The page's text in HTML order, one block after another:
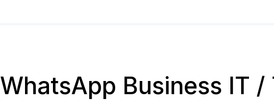
WhatsApp Business IT /